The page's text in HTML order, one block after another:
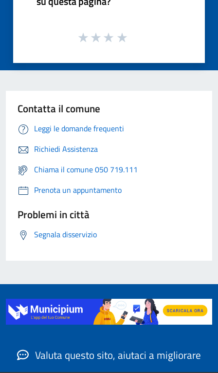
Contatta il comune
Leggi le domande frequenti
Richiedi Assistenza
Chiama il comune 050 719.111
Prenota un appuntamento
Problemi in città
Segnala disservizio
Valuta questo sito, aiutaci a migliorare